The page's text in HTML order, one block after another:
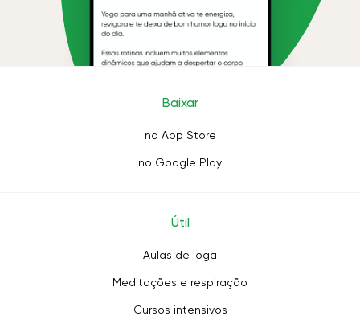
Baixar
na App Store
no Google Play
Útil
Aulas de ioga
Meditações e respiração
Cursos intensivos